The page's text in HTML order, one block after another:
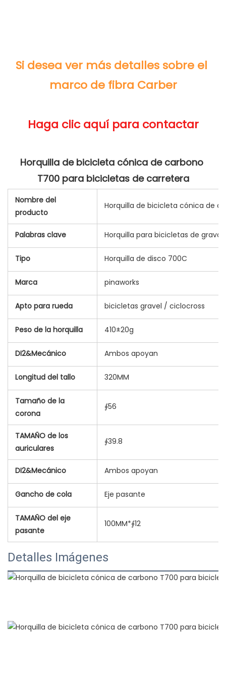
Si desea ver más detalles sobre el
marco de fibra Carber
Haga clic aquí para contactar
Horquilla de bicicleta cónica de carbono
T700 para bicicletas de carretera
Nombre del
producto
Horquilla de bicicleta cónica de
Palabras clave Horquilla para bicicletas de grava
Tipo Horquilla de disco 700C
Marca pinaworks
Apto para rueda bicicletas gravel / ciclocross
Peso de la horquilla 410±20g
DI2&Mecánico Ambos apoyan
Longitud del tallo 320MM
Tamaño de la
corona
∮56
TAMAÑO de los
auriculares
∮39.8
DI2&Mecánico Ambos apoyan
Gancho de cola Eje pasante
TAMAÑO del eje
pasante
100MM*∮12
Detalles Imágenes